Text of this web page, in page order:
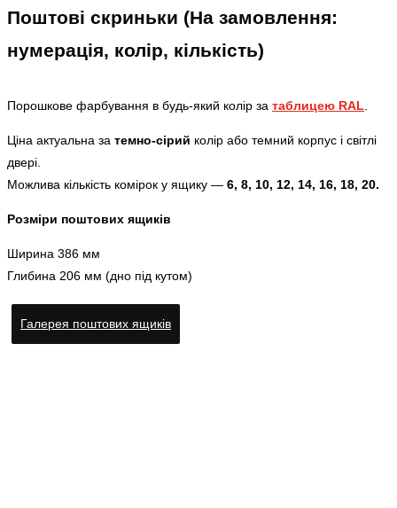
Поштові скриньки (На замовлення:
нумерація, колір, кількість)
Порошкове фарбування в будь-який колір за таблицею RAL
Ціна актуальна за темно-сірий колір або темний корпус і світлі
двері.
Можлива кількість комірок у ящику — 6, 8, 10, 12, 14, 16, 18, 20.
Розміри поштових ящиків
Ширина 386 мм
Глибина 206 мм (дно під кутом)
Галерея поштових ящиків